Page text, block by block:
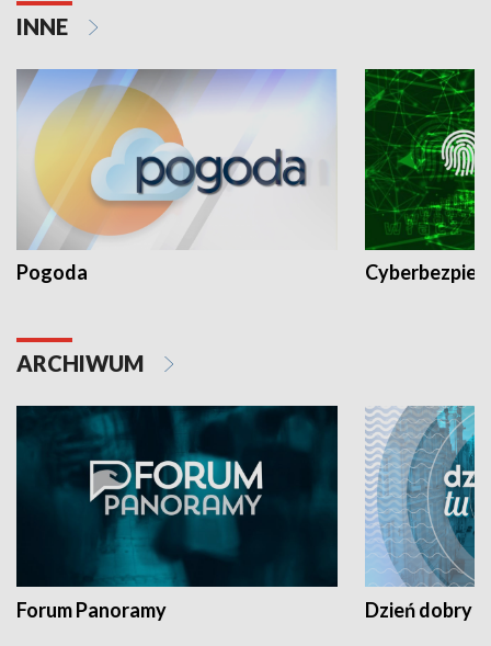
INNE
Pogoda
ARCHIWUM
Forum Panoramy Dzień dobry